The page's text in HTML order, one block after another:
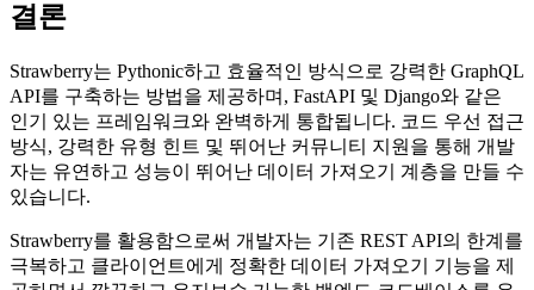
결론
Strawberry는 Pythonic하고 효율적인 방식으로 강력한 GraphQL
API를 구축하는 방법을 제공하며, FastAPI 및 Django와 같은
인기 있는 프레임워크와 완벽하게 통합됩니다. 코드 우선 접근
방식, 강력한 유형 힌트 및 뛰어난 커뮤니티 지원을 통해 개발
자는 유연하고 성능이 뛰어난 데이터 가져오기 계층을 만들 수
있습니다.
Strawberry를 활용함으로써 개발자는 기존 REST API의 한계를
극복하고 클라이언트에게 정확한 데이터 가져오기 기능을 제